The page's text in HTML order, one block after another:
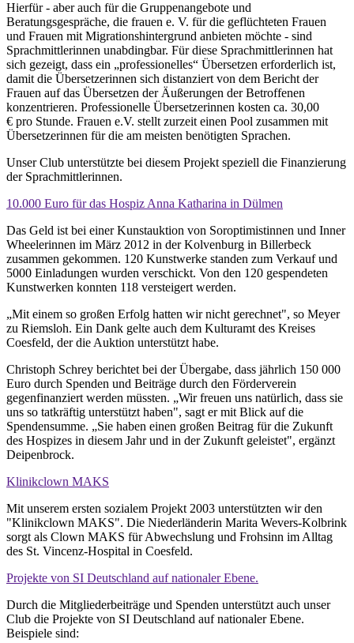
Hierfür - aber auch für die Gruppenangebote und
Beratungsgespräche, die frauen e. V. für die geflüchteten Frauen
und Frauen mit Migrationshintergrund anbieten möchte - sind
Sprachmittlerinnen unabdingbar. Für diese Sprachmittlerinnen hat
sich gezeigt, dass ein „professionelles“ Übersetzen erforderlich ist,
damit die Übersetzerinnen sich distanziert von dem Bericht der
Frauen auf das Übersetzen der Äußerungen der Betroffenen
konzentrieren. Professionelle Übersetzerinnen kosten ca. 30,00
€ pro Stunde. Frauen e.V. stellt zurzeit einen Pool zusammen mit
Übersetzerinnen für die am meisten benötigten Sprachen.
Unser Club unterstützte bei diesem Projekt speziell die Finanzierung
der Sprachmittlerinnen.
10.000 Euro für das Hospiz Anna Katharina in Dülmen
Das Geld ist bei einer Kunstauktion von Soroptimistinnen und Inner
Wheelerinnen im März 2012 in der Kolvenburg in Billerbeck
zusammen gekommen. 120 Kunstwerke standen zum Verkauf und
5000 Einladungen wurden verschickt. Von den 120 gespendeten
Kunstwerken konnten 118 versteigert werden.
„Mit einem so großen Erfolg hatten wir nicht gerechnet", so Meyer
zu Riemsloh. Ein Dank gelte auch dem Kulturamt des Kreises
Coesfeld, der die Auktion unterstützt habe.
Christoph Schrey berichtet bei der Übergabe, dass jährlich 150 000
Euro durch Spenden und Beiträge durch den Förderverein
gegenfinanziert werden müssten. „Wir freuen uns natürlich, dass sie
uns so tatkräftig unterstützt haben", sagt er mit Blick auf die
Spendensumme. „Sie haben einen großen Beitrag für die Zukunft
des Hospizes in diesem Jahr und in der Zukunft geleistet", ergänzt
Deipenbrock.
Klinikclown MAKS
Mit unserem ersten sozialem Projekt 2003 unterstützten wir den
"Klinikclown MAKS". Die Niederländerin Marita Wevers-Kolbrink
sorgt als Clown MAKS für Abwechslung und Frohsinn im Alltag
des St. Vincenz-Hospital in Coesfeld.
Projekte von SI Deutschland auf nationaler Ebene.
Durch die Mitgliederbeiträge und Spenden unterstützt auch unser
Club die Projekte von SI Deutschland auf nationaler Ebene.
Beispiele sind: